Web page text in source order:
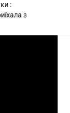
:
з